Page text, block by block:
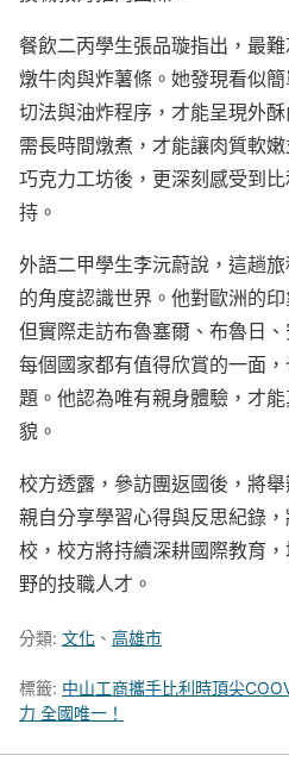
餐飲二丙學生張品璇指出，最
燉牛肉與炸薯條。她發現看似
切法與油炸程序，才能呈現外
需長時間燉煮，才能讓肉質軟
巧克力工坊後，更深刻感受到
持。
外語二甲學生李沅蔚說，這趟
的角度認識世界。他對歐洲的
但實際走訪布魯塞爾、布魯日
每個國家都有值得欣賞的一面
題。他認為唯有親身體驗，才
貌。
校方透露，參訪團返國後，將
親自分享學習心得與反思紀錄
校，校方將持續深耕國際教育
野的技職人才。
分類: 文化 、 高雄市
標籤: 中山工商攜手比利時頂尖
力 全國唯一！